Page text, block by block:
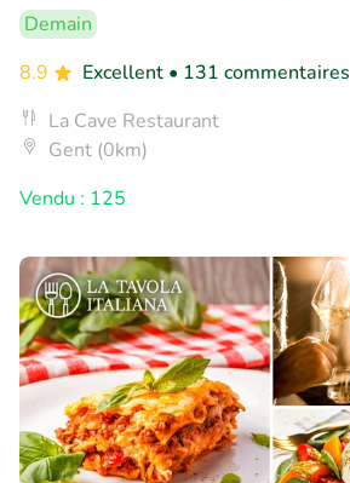
Demain
8.9
Excellent • 131 commentaires
La Cave Restaurant
Gent (0km)
Vendu : 125